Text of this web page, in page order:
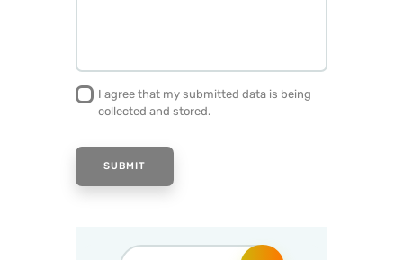
I agree that my submitted data is being
collected and stored.